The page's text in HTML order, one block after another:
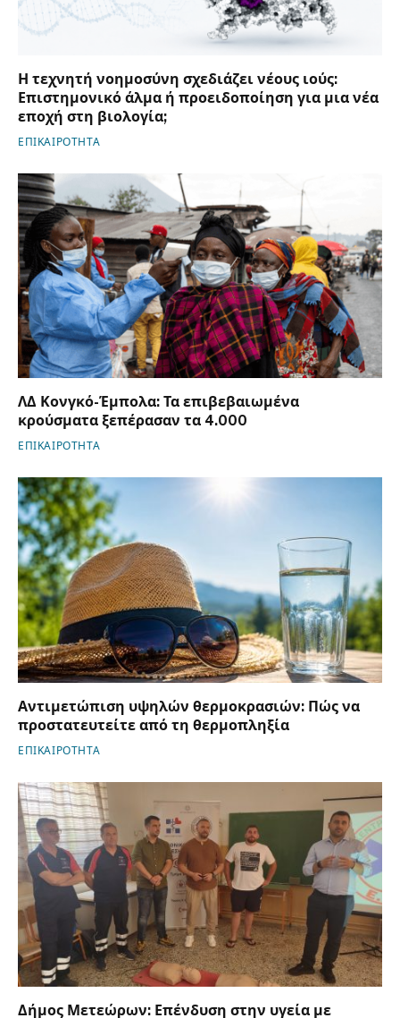
Η τεχνητή νοημοσύνη σχεδιάζει νέους ιούς:
Επιστημονικό άλμα ή προειδοποίηση για μια νέα
εποχή στη βιολογία;
ΕΠΙΚΑΙΡΟΤΗΤΑ
ΛΔ Κονγκό-Έμπολα: Τα επιβεβαιωμένα
κρούσματα ξεπέρασαν τα 4.000
ΕΠΙΚΑΙΡΟΤΗΤΑ
Αντιμετώπιση υψηλών θερμοκρασιών: Πώς να
προστατευτείτε από τη θερμοπληξία
ΕΠΙΚΑΙΡΟΤΗΤΑ
Δήμος Μετεώρων: Επένδυση στην υγεία με